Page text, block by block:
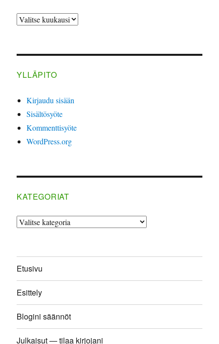
ARKISTO
YLLÄPITO
Kirjaudu sisään
Sisältösyöte
Kommenttisyöte
WordPress.org
KATEGORIAT
Kategoriat
Etusivu
Esittely
Blogini säännöt
Julkaisut — tilaa kirjojani